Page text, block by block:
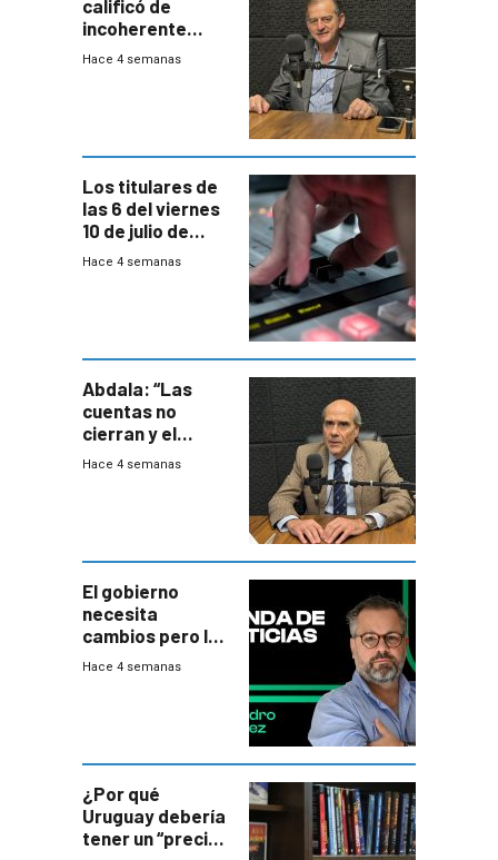
calificó de
incoherente
decisión de
Hace 4 semanas
Los titulares de
las 6 del viernes
10 de julio de
2026
Hace 4 semanas
Abdala: “Las
cuentas no
cierran y el
balance del
Hace 4 semanas
El gobierno
necesita
cambios pero los
ministros tienen
Hace 4 semanas
¿Por qué
Uruguay debería
tener un “precio